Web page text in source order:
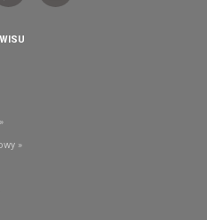
»